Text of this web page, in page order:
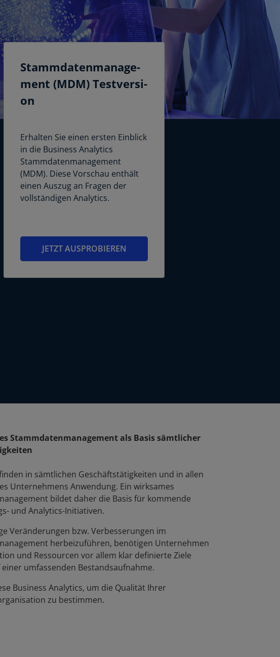
Stamm­da­ten­ma­nage­
ment (MDM) Test­ver­si­
on
Erhalten Sie einen ersten Einblick
in die Business Analytics
Stammdatenmanagement
(MDM). Diese Vorschau enthält
einen Auszug an Fragen der
vollständigen Analytics.
JETZT AUSPROBIEREN
Stammdatenmanagement als Basis sämtlicher
in sämtlichen Geschäftstätigkeiten und in allen
Unternehmens Anwendung. Ein wirksames
bildet daher die Basis für kommende
und Analytics-Initiativen.
Veränderungen bzw. Verbesserungen im
herbeizuführen, benötigen Unternehmen
und Ressourcen vor allem klar definierte Ziele
umfassenden Bestandsaufnahme.
Business Analytics, um die Qualität Ihrer
zu bestimmen.